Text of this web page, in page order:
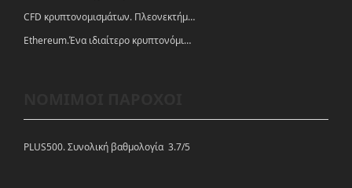
CFD κρυπτονομισμάτων. Πλεονεκτήματα και ευκαιρίες
Ethereum.Ένα ιδιαίτερο κρυπτονόμισμα-πλατφόρμα
PLUS500. Συνολική βαθμολογία 3.7/5